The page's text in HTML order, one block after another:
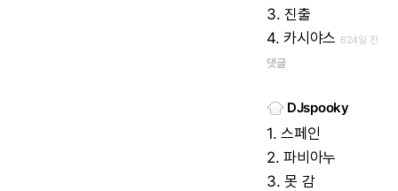
3.진출
4. 카시야스 624일 전
댓글
DJspooky
1. 스페인
2.파비아누
3.못 감